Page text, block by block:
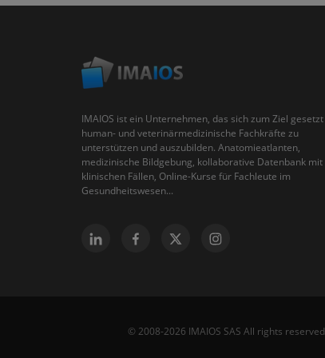
IMAIOS ist ein Unternehmen, das sich zum Ziel
human- und veterinärmedizinische Fachkräfte zu
unterstützen und auszubilden. Anatomieatlanten,
medizinische Bildgebung, kollaborative Datenbank mit
klinischen Fällen, Online-Kurse für Fachleute im
Gesundheitswesen...
© 2008-2026 IMAIOS SAS All rights reserved